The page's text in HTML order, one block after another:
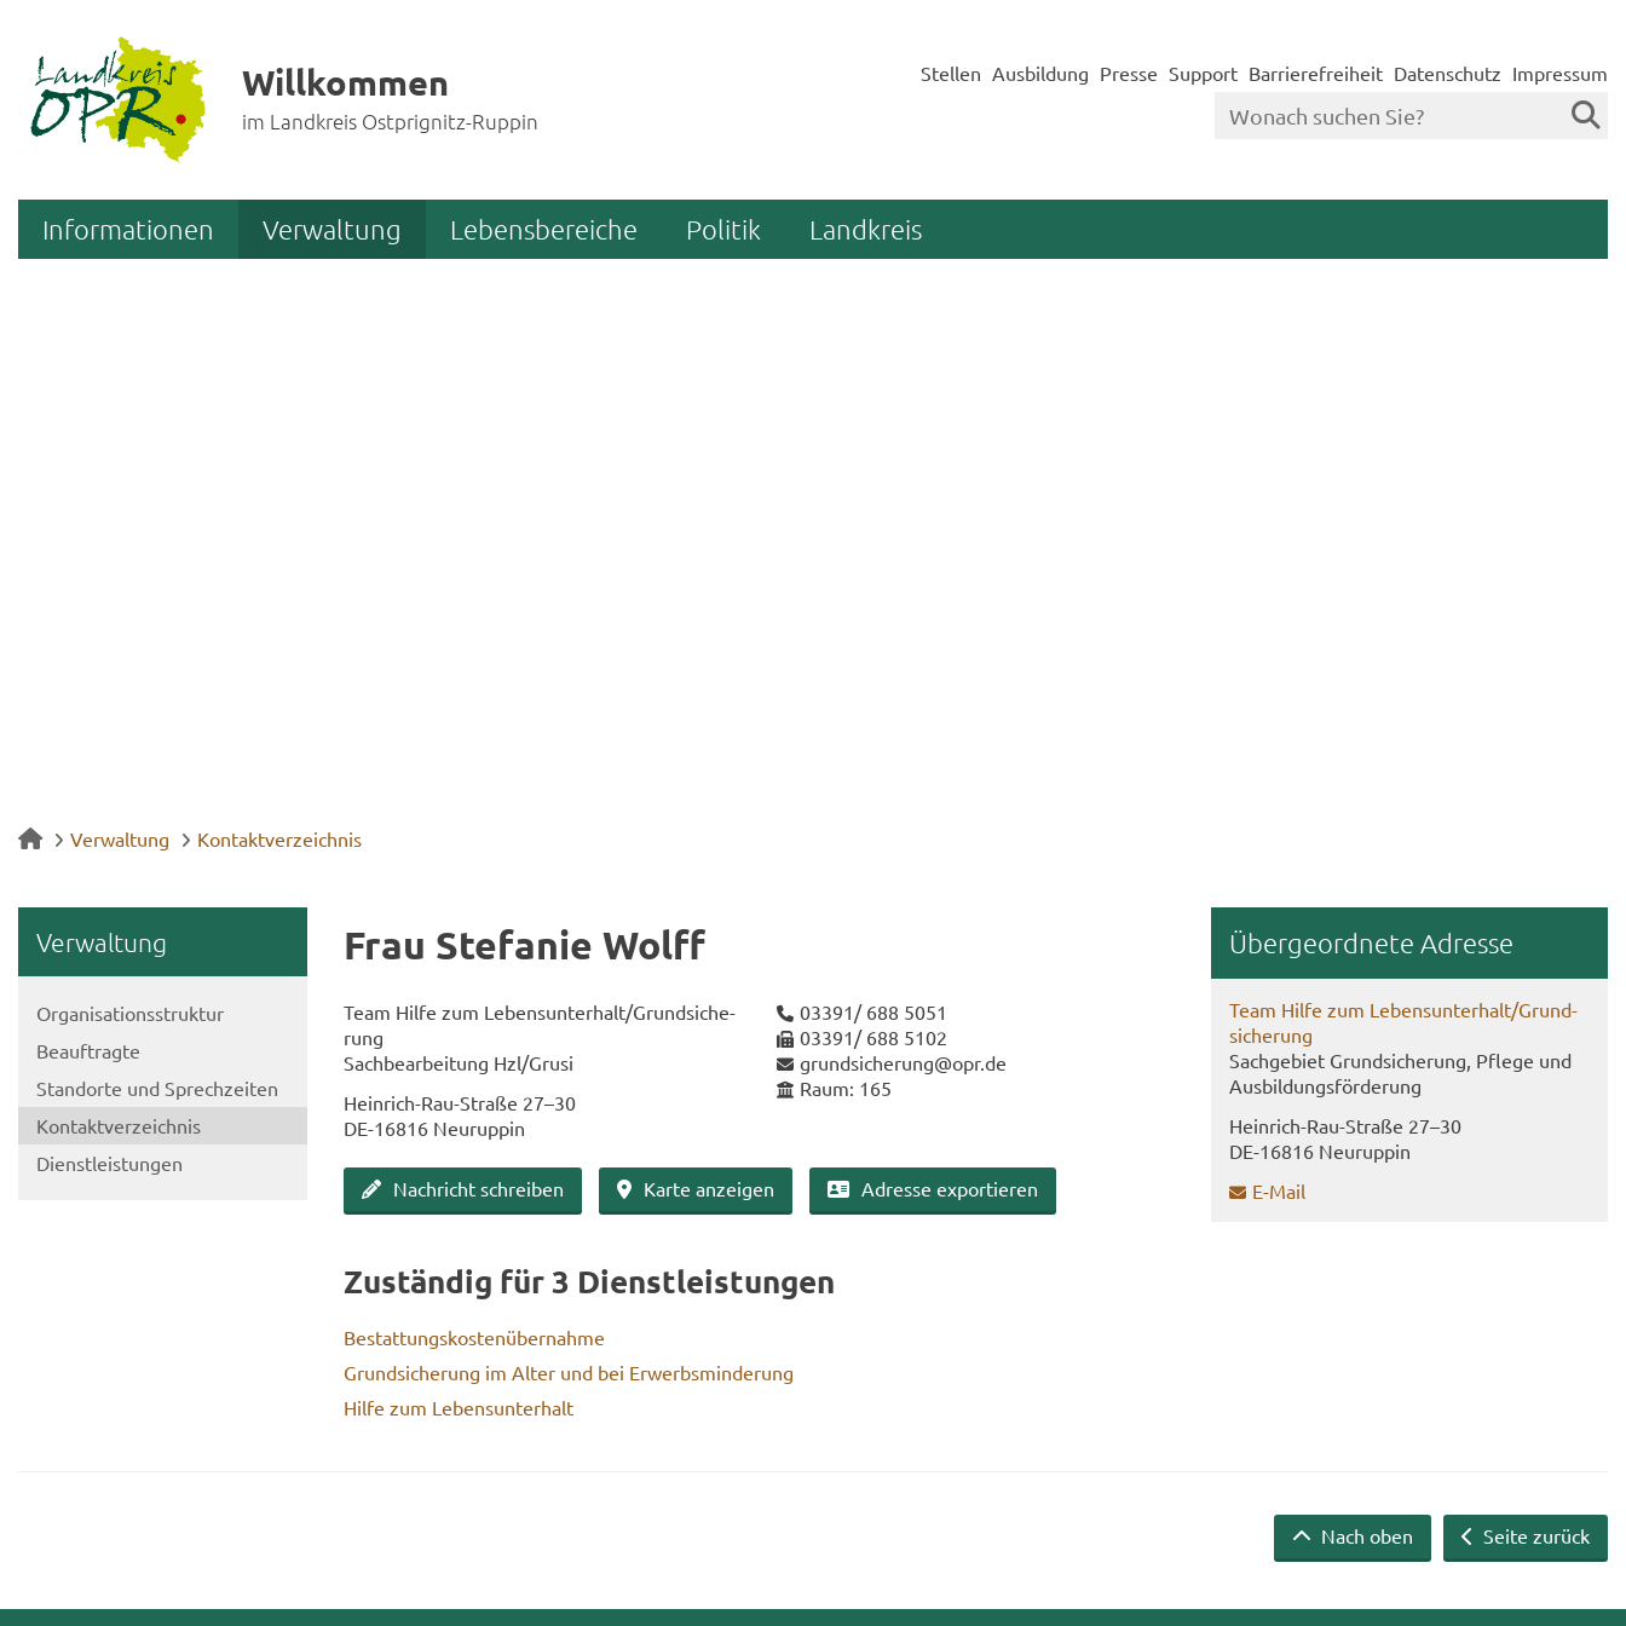
Willkommen
im Landkreis Ostprignitz-Ruppin
Stellen Ausbildung Presse Support Barrierefreiheit Datenschutz Impressum
Informationen Verwaltung Lebensbereiche Politik Landkreis
Verwaltung Kontaktverzeichnis
Ver­wal­tung
Or­ga­ni­sa­ti­ons­struk­tur
Be­auf­trag­te
Stand­or­te und Sprech­zei­ten
Kon­takt­ver­zeich­nis
Dienst­leis­tun­gen
Frau Ste­fa­nie Wolff
Team Hilfe zum Le­bens­un­ter­halt/Grund­si­che­
rung
Sach­be­ar­bei­tung Hzl/Grusi
Heinrich-​Rau-Straße 27–30
DE-​16816 Neu­rup­pin
03391/ 688 5051
03391/ 688 5102
grund­si­che­rung@opr.de
Raum: 165
Nach­richt schrei­ben Karte an­zei­gen Adres­se ex­por­tie­ren
Zu­stän­dig für 3 Dienst­leis­tun­gen
Be­stat­tungs­kos­ten­über­nah­me
Grund­si­che­rung im Alter und bei Er­werbs­min­de­rung
Hilfe zum Le­bens­un­ter­halt
Über­ge­ord­ne­te Adres­se
Team Hilfe zum Le­bens­un­ter­halt/Grund­
si­che­rung
Sach­ge­biet Grund­si­che­rung, Pfle­ge und
Aus­bil­dungs­för­de­rung
Heinrich-​​Rau-​Straße 27–30
DE-​16816 Neu­rup­pin
E-​Mail
Seite zurück
Nach oben